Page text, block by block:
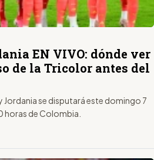
EN VIVO: dónde ver
de la Tricolor antes del
se disputará este domingo 7
horas de Colombia.